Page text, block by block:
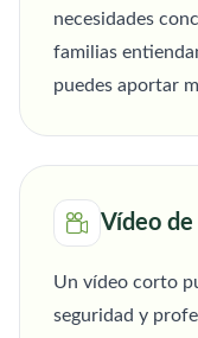
necesidades
familias
puedes aportar
Vídeo
Un vídeo corto
seguridad y